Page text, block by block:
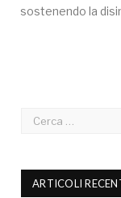
sostenendo la
ARTICOLI